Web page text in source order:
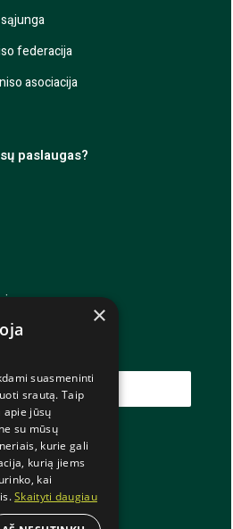
federacija
asociacija
paslaugas?
ĮVERTINTI
×
suasmeninti
srautą. Taip
apie jūsų
su mūsų
kurie gali
kurią jiems
kai
Skaityti daugiau